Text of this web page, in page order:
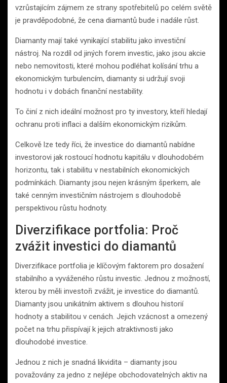
vzrůstajícím zájmem ze strany spotřebitelů po celém světě
je pravděpodobné, že cena diamantů bude i nadále růst.
Diamanty mají také vynikající stabilitu jako investiční
nástroj. Na rozdíl od jiných forem investic, jako jsou akcie
nebo nemovitosti, které mohou podléhat kolísání trhu a
ekonomickým turbulencím, diamanty si udržují svoji
hodnotu i v dobách finanční nestability.
To činí z nich ideální možnost pro ty investory, kteří hledají
ochranu proti inflaci a dalším ekonomickým rizikům.
Celkově lze tedy říci, že investice do diamantů nabídne
investorovi jak rostoucí hodnotu kapitálu v dlouhodobém
horizontu, tak i stabilitu v nestabilních ekonomických
podmínkách. Diamanty jsou nejen krásným šperkem, ale
také cenným investičním nástrojem s dlouhodobě
perspektivou růstu hodnoty.
Diverzifikace portfolia: Proč
zvážit investici do diamantů
Diverzifikace portfolia je klíčovým faktorem pro dosažení
stabilního a vyváženého růstu investic. Jednou z možností,
kterou by měli investoři zvážit, je investice do diamantů.
Diamanty jsou unikátním aktivem s dlouhou historií
hodnoty a stabilitou v cenách. Jejich vzácnost a omezený
počet na trhu přispívají k jejich atraktivnosti jako
dlouhodobé investice.
Jednou z nich je snadná likvidita – diamanty jsou
považovány za jedno z nejlépe obchodovatelných aktiv na